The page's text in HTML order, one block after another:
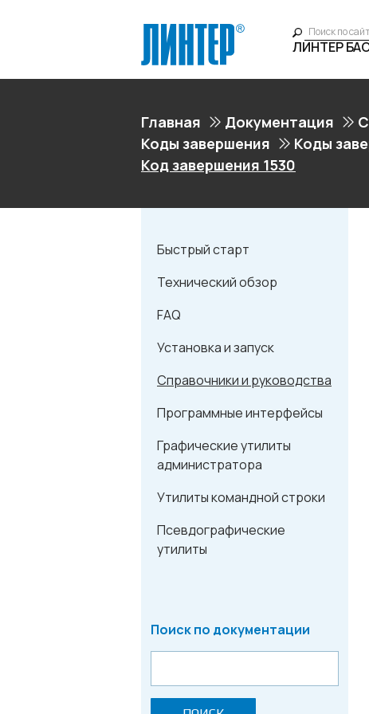
ЛИНТЕР
Главная Документация
Коды завершения
Коды
Код завершения 1530
Быстрый старт
Технический обзор
FAQ
Установка и запуск
Справочники и руководства
Программные интерфейсы
Графические утилиты
администратора
Утилиты командной строки
Псевдографические
утилиты
Поиск по документации